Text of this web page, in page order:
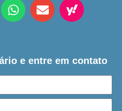
e entre em contato